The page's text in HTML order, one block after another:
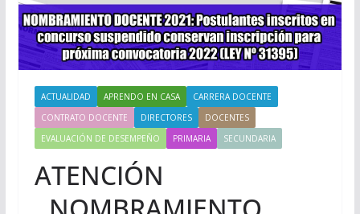
ACTUALIDAD APRENDO EN CASA
CARRERA DOCENTE
CONTRATO DOCENTE
DIRECTORES
DOCENTES
EVALUACIÓN DE DESEMPEÑO
PRIMARIA SECUNDARIA
ATENCIÓN